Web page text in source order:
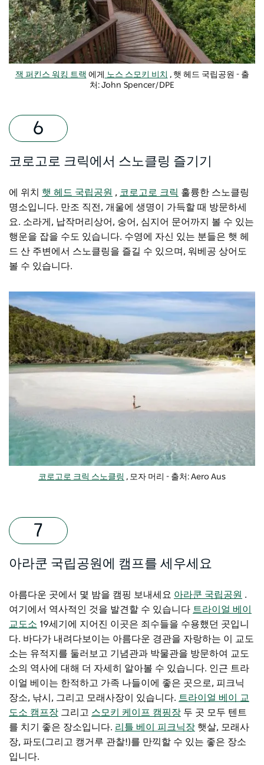
잭 퍼킨스 워킹 트랙 에게 노스 스모키 비치
, 햇 헤드 국립공원 - 출
처: John Spencer/DPE
코로고로 크릭에서 스노클링 즐기기
에 위치 햇 헤드 국립공원 , 코로고로 크릭 훌륭한 스노클링
명소입니다. 만조 직전, 개울에 생명이 가득할 때 방문하세
요. 소라게, 납작머리상어, 숭어, 심지어 문어까지 볼 수 있는
행운을 잡을 수도 있습니다. 수영에 자신 있는 분들은 햇 헤
드 산 주변에서 스노클링을 즐길 수 있으며, 워베공 상어도
볼 수 있습니다.
코로고로 크릭 스노클링 , 모자 머리 - 출처: Aero Aus
아라쿤 국립공원에 캠프를 세우세요
아름다운 곳에서 몇 밤을 캠핑 보내세요 아라쿤 국립공원 .
여기에서 역사적인 것을 발견할 수 있습니다 트라이얼 베이
교도소 19세기에 지어진 이곳은 죄수들을 수용했던 곳입니
다. 바다가 내려다보이는 아름다운 경관을 자랑하는 이 교도
소는 유적지를 둘러보고 기념관과 박물관을 방문하여 교도
소의 역사에 대해 더 자세히 알아볼 수 있습니다. 인근 트라
이얼 베이는 한적하고 가족 나들이에 좋은 곳으로, 피크닉
장소, 낚시, 그리고 모래사장이 있습니다. 트라이얼 베이 교
도소 캠프장 그리고 스모키 케이프 캠핑장 두 곳 모두 텐트
를 치기 좋은 장소입니다. 리틀 베이 피크닉장 햇살, 모래사
장, 파도(그리고 캥거루 관찰!)를 만끽할 수 있는 좋은 장소
입니다.